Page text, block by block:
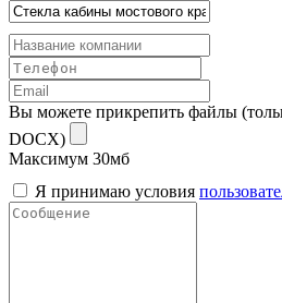
Вы можете прикрепить файлы
DOCX)
Максимум 30мб
Я принимаю условия